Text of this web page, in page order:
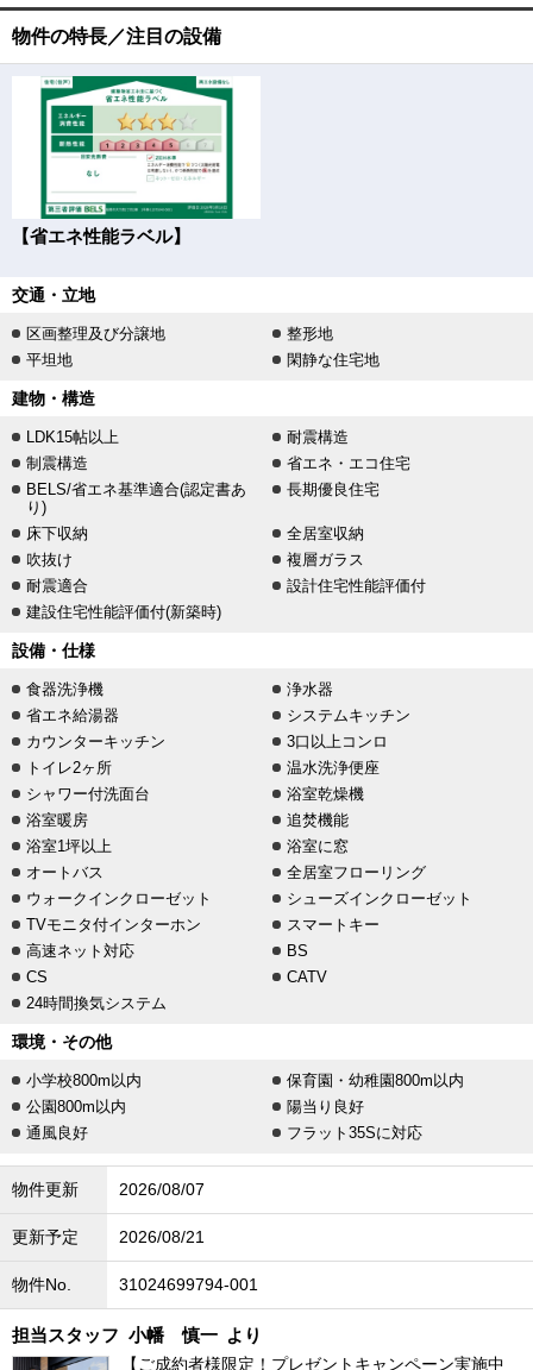
物件の特長／注目の設備
【省エネ性能ラベル】
交通・立地
区画整理及び分譲地
整形地
平坦地
閑静な住宅地
建物・構造
LDK15帖以上
耐震構造
制震構造
省エネ・エコ住宅
BELS/省エネ基準適合(認定書あ
り)
長期優良住宅
床下収納
全居室収納
吹抜け
複層ガラス
耐震適合
設計住宅性能評価付
建設住宅性能評価付(新築時)
設備・仕様
食器洗浄機
浄水器
省エネ給湯器
システムキッチン
カウンターキッチン
3口以上コンロ
トイレ2ヶ所
温水洗浄便座
シャワー付洗面台
浴室乾燥機
浴室暖房
追焚機能
浴室1坪以上
浴室に窓
オートバス
全居室フローリング
ウォークインクローゼット
シューズインクローゼット
TVモニタ付インターホン
スマートキー
高速ネット対応
BS
CS
CATV
24時間換気システム
環境・その他
小学校800m以内
保育園・幼稚園800m以内
公園800m以内
陽当り良好
通風良好
フラット35Sに対応
物件更新 2026/08/07
更新予定 2026/08/21
物件No. 31024699794-001
担当スタッフ 小幡 慎一 より
【ご成約者様限定！プレゼントキャンペーン実施中